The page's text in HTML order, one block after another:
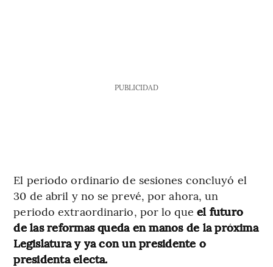
PUBLICIDAD
El periodo ordinario de sesiones concluyó el
30 de abril y no se prevé, por ahora, un
periodo extraordinario, por lo que el futuro
de las reformas queda en manos de la próxima
Legislatura y ya con un presidente o
presidenta electa.